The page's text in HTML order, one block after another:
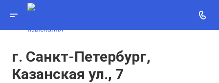
г. Санкт-Петербург,
Казанская ул., 7